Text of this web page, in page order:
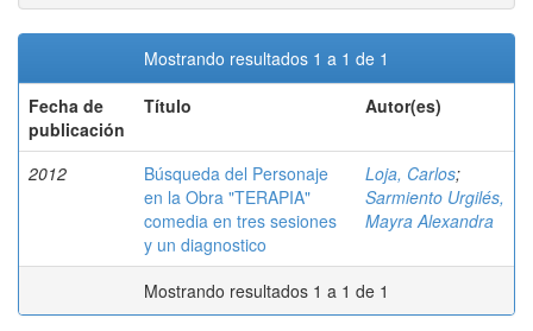
Mostrando resultados 1 a 1 de 1
Fecha de
publicación
Título Autor(es)
2012
Búsqueda del Personaje
en la Obra "TERAPIA"
comedia en tres sesiones
y un diagnostico
Loja, Carlos;
Sarmiento Urgilés,
Mayra Alexandra
Mostrando resultados 1 a 1 de 1